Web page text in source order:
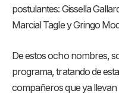
postulantes: Gissella
Marcial Tagle y Gringo
De estos ocho nombres,
programa, tratando de
compañeros que ya